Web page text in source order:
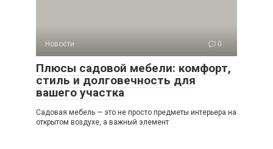
Новости 0
Плюсы садовой мебели: комфорт,
стиль и долговечность для
вашего участка
Садовая мебель — это не просто предметы интерьера на
открытом воздухе, а важный элемент